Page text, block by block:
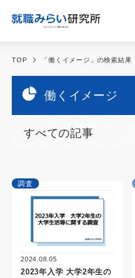
TOP 「働くイメージ」の検索結果
働くイメージ
すべての記事
調査
2024.08.05
2023年入学 大学2年生の